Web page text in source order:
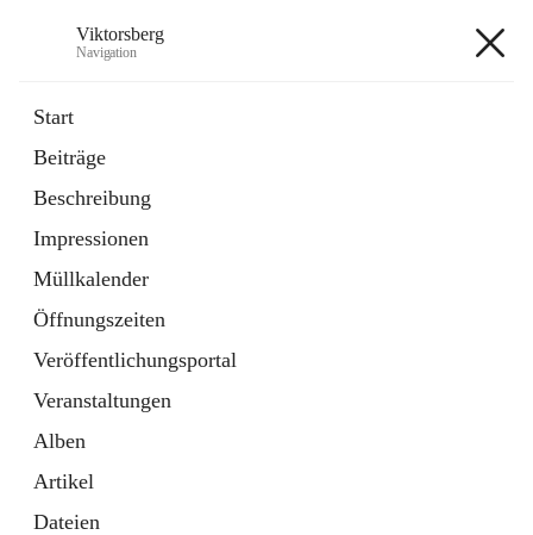
Viktorsberg
Navigation
Start
Beiträge
Beschreibung
Impressionen
Müllkalender
Öffnungszeiten
Veröffentlichungsportal
Veranstaltungen
Alben
Artikel
Dateien
1 Schnellzugriff
Bürgerservice
10 Schnellzugriffe